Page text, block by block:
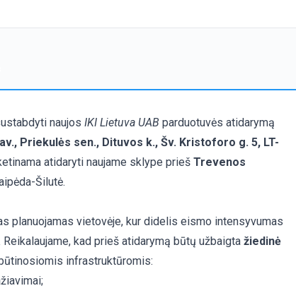
naujos IKI Lietuva UABparduotuvės atidarymą
Priekulės sen., Dituvos k., Šv. Kristoforo g. 5, LT-
atidaryti naujame sklype prieš Trevenos
Šilutė.
planuojamas vietovėje, kur didelis eismo intensyvumas
kad prieš atidarymą būtų užbaigta žiedinė
infrastruktūromis: